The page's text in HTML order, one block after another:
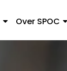
Over SPOC